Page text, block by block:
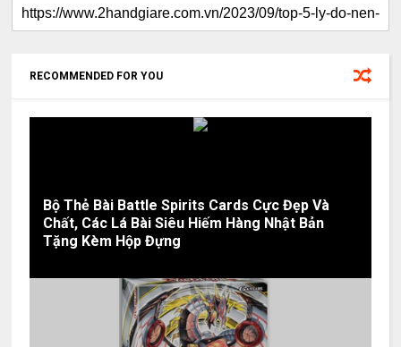
RECOMMENDED FOR YOU
Bộ Thẻ Bài Battle Spirits Cards Cực Đẹp Và
Chất, Các Lá Bài Siêu Hiếm Hàng Nhật Bản
Tặng Kèm Hộp Đựng